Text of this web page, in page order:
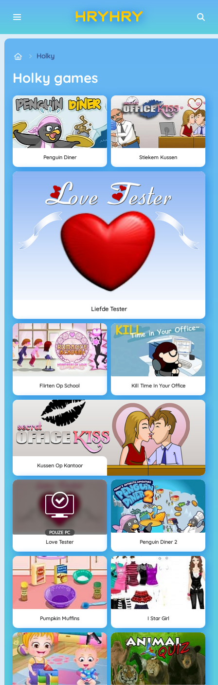
Holky
Holky games
Penguin Diner Stiekem Kussen
Liefde Tester
Flirten Op School Kill Time In Your Office
Kussen Op Kantoor
POUZE PC
Love Tester Penguin Diner 2
Pumpkin Muffins I Star Girl